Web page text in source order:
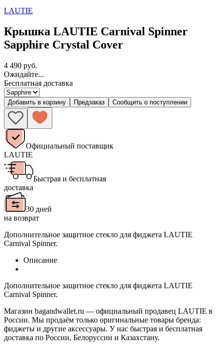
LAUTIE
Крышка LAUTIE Carnival Spinner
Sapphire Crystal Cover
4 490 руб.
Ожидайте...
Бесплатная доставка
Добавить в корзину Предзаказ Сообщить о поступлении
Официальный поставщик
LAUTIE
Быстрая и бесплатная
доставка
30 дней
на возврат
Дополнительное защитное стекло для фиджета LAUTIE
Carnival Spinner.
Описание
Дополнительное защитное стекло для фиджета LAUTIE
Carnival Spinner.
Магазин bagandwallet.ru — официальный продавец LAUTIE в
России. Мы продаём только оригинальные товары бренда:
фиджеты и другие аксессуары. У нас быстрая и бесплатная
доставка по России, Белоруссии и Казахстану.